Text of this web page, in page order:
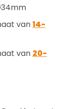
van14-
van 20-